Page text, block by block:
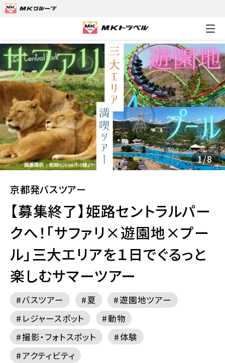
京都発バスツアー 【募集終了】姫路セントラ
1/8
京都発バスツアー
【募集終了】姫路セントラルパー
クへ！「サファリ×遊園地×プー
ル」三大エリアを１日でぐるっと
楽しむサマーツアー
バスツアー 夏
遊園地ツアー
レジャースポット
動物
撮影・フォトスポット
体験
アクティビティ